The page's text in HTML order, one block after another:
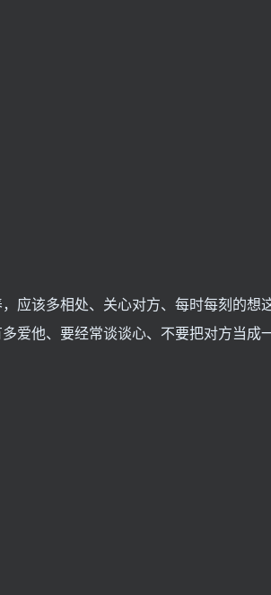
应该多相处、关心对方、每时每刻的想
爱他、要经常谈谈心、不要把对方当成